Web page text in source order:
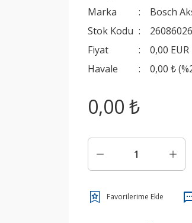
Marka
Bosch
Stok Kodu
Fiyat
0,00
Havale
0,00 ₺
0,00 ₺